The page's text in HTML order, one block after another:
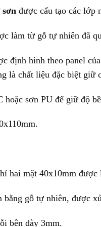
sơn được cấu tạo các lớp
làm từ gỗ tự nhiên đã
hình theo panel
là chất liệu đặc biệt giữ
sơn PU để giữ độ
hai mặt 40x10mm
gỗ tự nhiên, được
bên dày 3mm.